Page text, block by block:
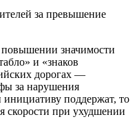
повышении значимости
и «знаков
дорогах —
за нарушения
поддержат, то
скорости при ухудшении